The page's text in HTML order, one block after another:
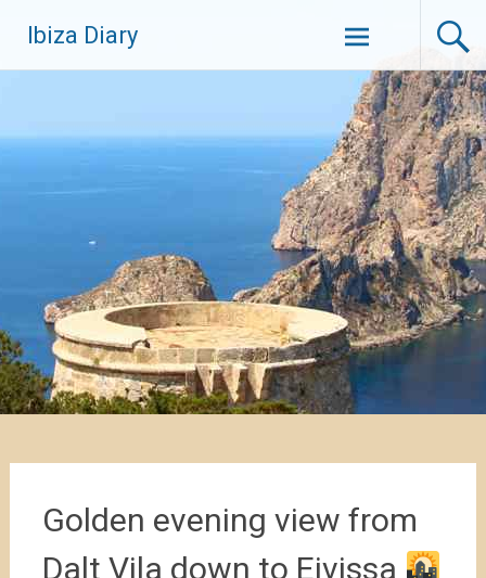
Inhalt
springen
Ibiza Diary
Golden evening view from
Dalt Vila down to Eivissa